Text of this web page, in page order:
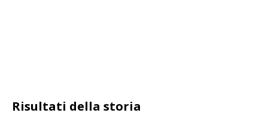
Risultati della storia